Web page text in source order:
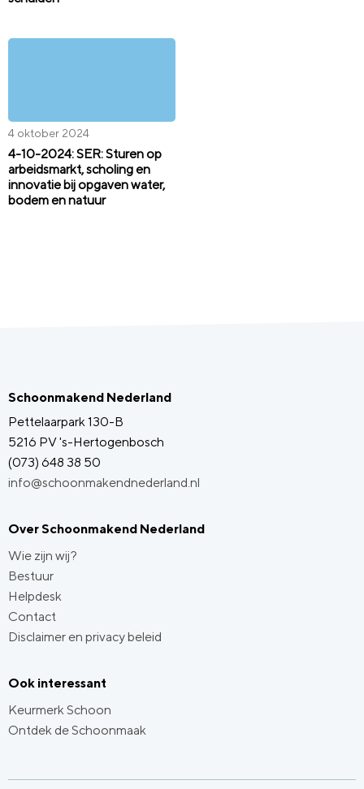
4 oktober 2024
4-10-2024: SER: Sturen op
arbeidsmarkt, scholing en
innovatie bij opgaven water,
bodem en natuur
Schoonmakend Nederland
Pettelaarpark 130-B
5216 PV 's-Hertogenbosch
(073) 648 38 50
info@schoonmakendnederland.nl
Over Schoonmakend Nederland
Wie zijn wij?
Bestuur
Helpdesk
Contact
Disclaimer en privacy beleid
Ook interessant
Keurmerk Schoon
Ontdek de Schoonmaak